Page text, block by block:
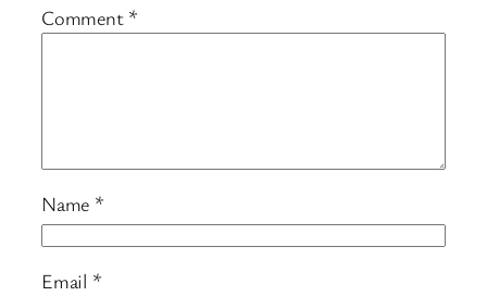
Comment *
Name *
Email *